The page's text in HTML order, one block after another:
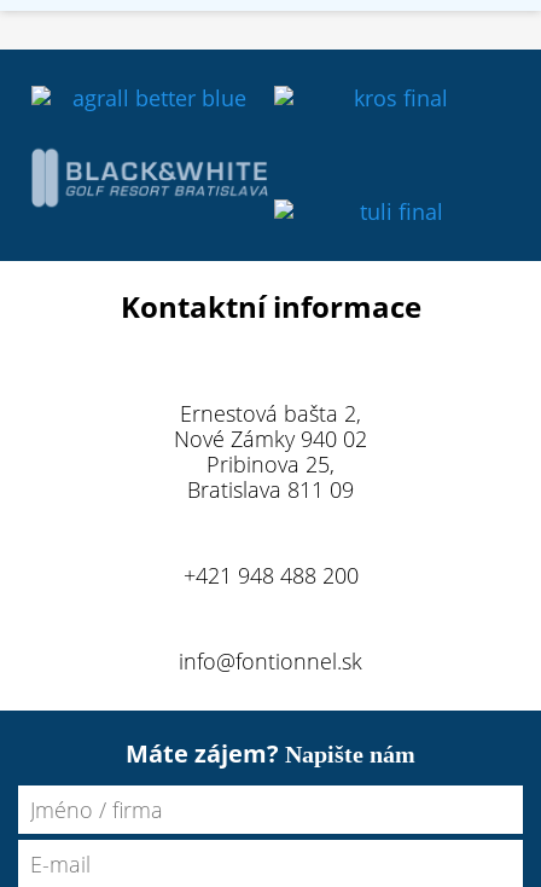
Kontaktní informace
Ernestová bašta 2,
Nové Zámky 940 02
Pribinova 25,
Bratislava 811 09
+421 948 488 200
info@fontionnel.sk
Máte zájem? Napište nám